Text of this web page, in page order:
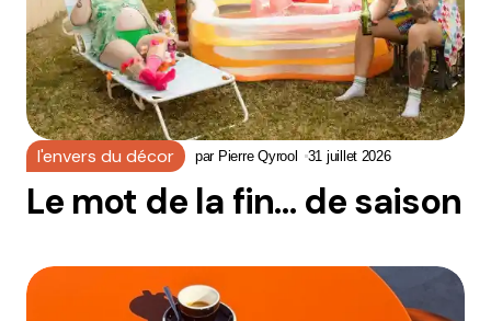
l'envers du décor par Pierre Qyrool 31 juillet 2026
Le mot de la fin… de saison